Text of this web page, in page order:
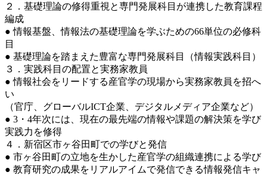
２．基礎理論の修得重視と専門発展科目が連携した教育課程
編成
● 情報基盤、情報法の基礎理論を学ぶための66単位の必修科
目
● 基礎理論を踏まえた豊富な専門発展科目（情報実践科目）
３．実践科目の配置と実務家教員
● 情報社会をリードする産官学の現場から実務家教員を招へ
い
（官庁、グローバルICT企業、デジタルメディア企業など）
● 3・4年次には、現在の最先端の情報や課題の解決策を学び
実践力を修得
４．新宿区市ヶ谷田町での学びと発信
● 市ヶ谷田町の立地を生かした産官学の組織連携による学び
● 教育研究の成果をリアルアイムで発信できる情報発信キャ